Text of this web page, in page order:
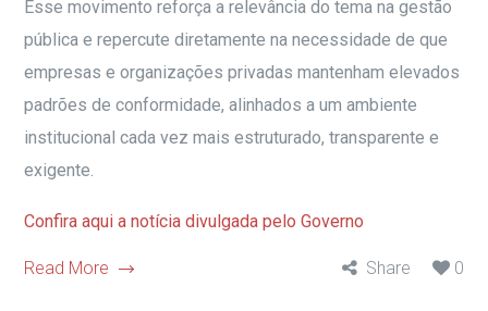
Esse movimento reforça a relevância do tema na gestão
pública e repercute diretamente na necessidade de que
empresas e organizações privadas mantenham elevados
padrões de conformidade, alinhados a um ambiente
institucional cada vez mais estruturado, transparente e
exigente.
Confira aqui a notícia divulgada pelo Governo
Read More Share 0